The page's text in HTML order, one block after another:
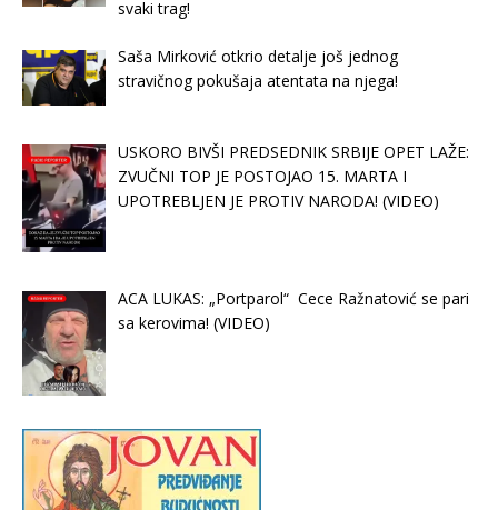
svaki trag!
Saša Mirković otkrio detalje još jednog
stravičnog pokušaja atentata na njega!
USKORO BIVŠI PREDSEDNIK SRBIJE OPET LAŽE:
ZVUČNI TOP JE POSTOJAO 15. MARTA I
UPOTREBLJEN JE PROTIV NARODA! (VIDEO)
ACA LUKAS: „Portparol“ Cece Ražnatović se pari
sa kerovima! (VIDEO)